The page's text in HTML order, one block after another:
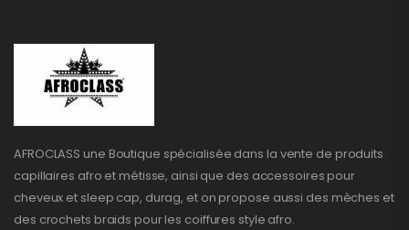
AFROCLASS une Boutique spécialisée dans la vente de produits
capillaires afro et métisse, ainsi que des accessoires pour
cheveux et sleep cap, durag, et on propose aussi des mèches et
des crochets braids pour les coiffures style afro.